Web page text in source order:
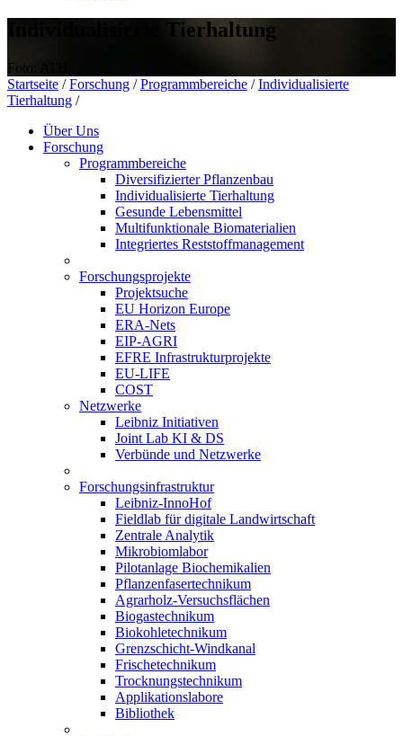
Individualisierte Tierhaltung
Foto: ATB
Startseite / Forschung / Programmbereiche / Individualisierte
Tierhaltung /
Über Uns
Forschung
Programmbereiche
Diversifizierter Pflanzenbau
Individualisierte Tierhaltung
Gesunde Lebensmittel
Multifunktionale Biomaterialien
Integriertes Reststoffmanagement
Forschungsprojekte
Projektsuche
EU Horizon Europe
ERA-Nets
EIP-AGRI
EFRE Infrastrukturprojekte
EU-LIFE
COST
Netzwerke
Leibniz Initiativen
Joint Lab KI & DS
Verbünde und Netzwerke
Forschungsinfrastruktur
Leibniz-InnoHof
Fieldlab für digitale Landwirtschaft
Zentrale Analytik
Mikrobiomlabor
Pilotanlage Biochemikalien
Pflanzenfasertechnikum
Agrarholz-Versuchsflächen
Biogastechnikum
Biokohletechnikum
Grenzschicht-Windkanal
Frischetechnikum
Trocknungstechnikum
Applikationslabore
Bibliothek